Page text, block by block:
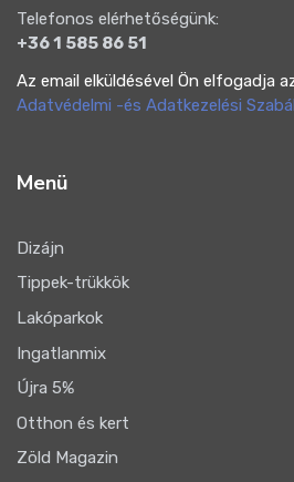
Telefonos elérhetőségünk:
+36 1 585 86 51
Az email elküldésével Ön elfogadja
Adatvédelmi -és Adatkezelési
Menü
Dizájn
Tippek-trükkök
Lakóparkok
Ingatlanmix
Újra 5%
Otthon és kert
Zöld Magazin